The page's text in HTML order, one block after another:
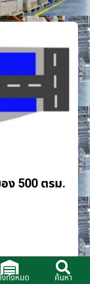
ง 500 ตรม.
งทั้งหมด ค้นหา